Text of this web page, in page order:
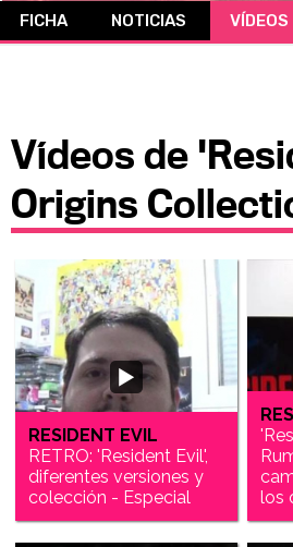
FICHA NOTICIAS VÍDEOS
Vídeos de
Origins
RESIDENT EVIL
RETRO: 'Resident Evil',
diferentes versiones y
colección - Especial
los